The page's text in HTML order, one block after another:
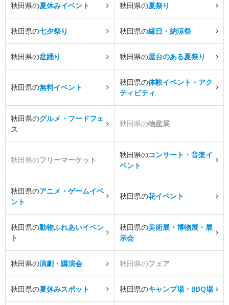
秋田県の夏休みイベント 秋田県の夏祭り
秋田県の七夕祭り 秋田県の縁日・納涼祭
秋田県の盆踊り 秋田県の屋台のある夏祭り
秋田県の無料イベント
秋田県の体験イベント・アク
ティビティ
秋田県のグルメ・フードフェ
ス
秋田県の物産展
秋田県のフリーマーケット
秋田県のコンサート・音楽イ
ベント
秋田県のアニメ・ゲームイベ
ント
秋田県の花イベント
秋田県の動物ふれあいイベン
ト
秋田県の美術展・博物展・展
示会
秋田県の演劇・講演会 秋田県のフェア
秋田県の夏休みスポット 秋田県のキャンプ場・BBQ場